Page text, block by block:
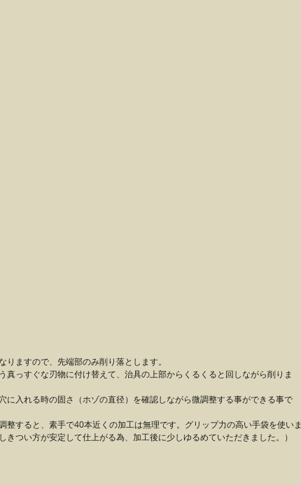
ますので、先端部のみ削り落とします。
真っすぐな刃物に付け替えて、治具の上部からくるくると回しながら削りま
に入れる時の固さ（ホゾの直径）を確認しながら微調整する事ができる事で
整すると、素手で40本近くの加工は無理です。グリップ力の高い手袋を使いま
きつい方が安定して仕上がる為、加工後に少しゆるめていただきました。）